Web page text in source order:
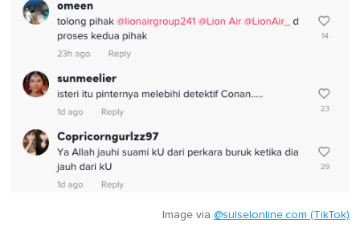
Image via @sulselonline.com (TikTok)